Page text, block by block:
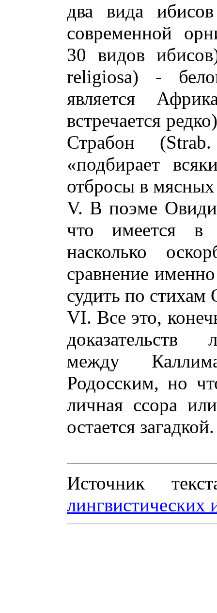
два вида
современной
30 видов
religiosa) -
является
встречается
Страбон
«подбирает
отбросы в мясных
V. В поэме
что имеется
насколько
сравнение
судить по
VI. Все это,
доказательств
между
Родосским, но
личная ссора
остается загадкой.
Источник
лингвистических